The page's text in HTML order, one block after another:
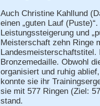
Auch Christine Kahllund
einen „guten Lauf
Leistungssteigerung und
Meisterschaft zehn Ringe
Landesmeisterschaftstitel.
Bronzemedaille. Obwohl
organisiert und ruhig
konnte sie ihr
sie mit 577 Ringen (Ziel:
stand.